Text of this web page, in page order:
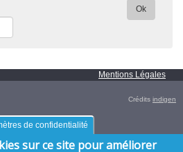
Ok
Mentions Légales
Crédits indigen
FRANCE
(0)4 93 00 82 00
de confidentialité
sur ce site pour améliorer